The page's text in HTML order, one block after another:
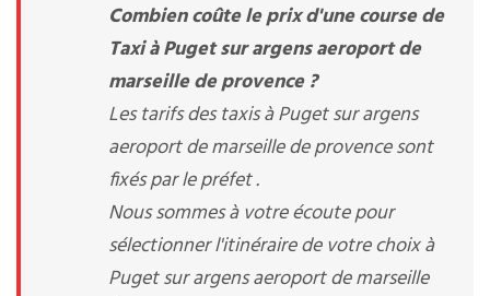
Combien coûte le prix d'une course de
Taxi à Puget sur argens aeroport de
marseille de provence ?
Les tarifs des taxis à Puget sur argens
aeroport de marseille de provence sont
fixés par le préfet .
Nous sommes à votre écoute pour
sélectionner l'itinéraire de votre choix à
Puget sur argens aeroport de marseille